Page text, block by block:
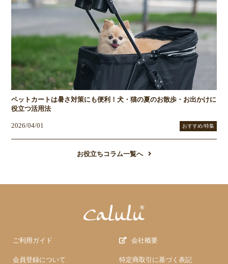
ペットカートは暑さ対策にも便利！犬・猫の夏のお散歩・お出かけに
役立つ活用法
2026/04/01 おすすめ/特集
お役立ちコラム一覧へ
ご利用ガイド
会員登録について
会社概要
特定商取引に基づく表記